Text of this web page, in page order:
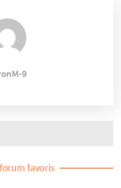
9
favoris